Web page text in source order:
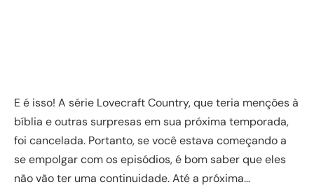
E é isso! A série Lovecraft Country, que teria menções à
bíblia e outras surpresas em sua próxima temporada,
foi cancelada. Portanto, se você estava começando a
se empolgar com os episódios, é bom saber que eles
não vão ter uma continuidade. Até a próxima…